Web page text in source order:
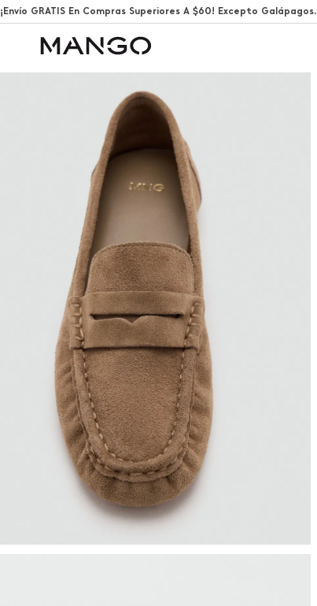
¡Envío GRATIS En Compras Superiores A $60! Excepto Galápagos.